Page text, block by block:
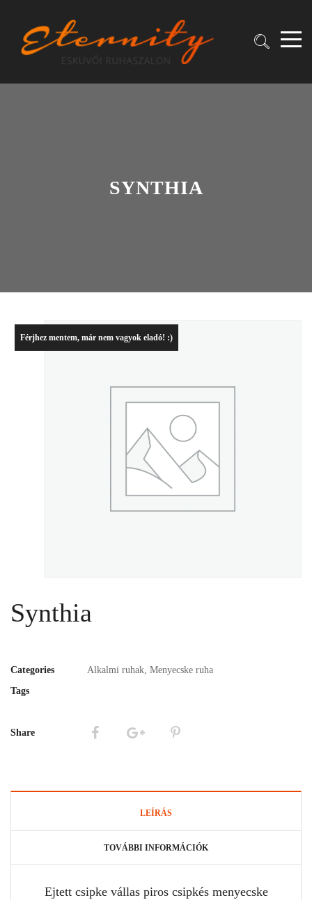
SYNTHIA
Férjhez mentem, már nem vagyok eladó! :)
Synthia
Categories Alkalmi ruhak, Menyecske ruha
Tags
Share
LEÍRÁS
TOVÁBBI INFORMÁCIÓK
Ejtett csipke vállas piros csipkés menyecske